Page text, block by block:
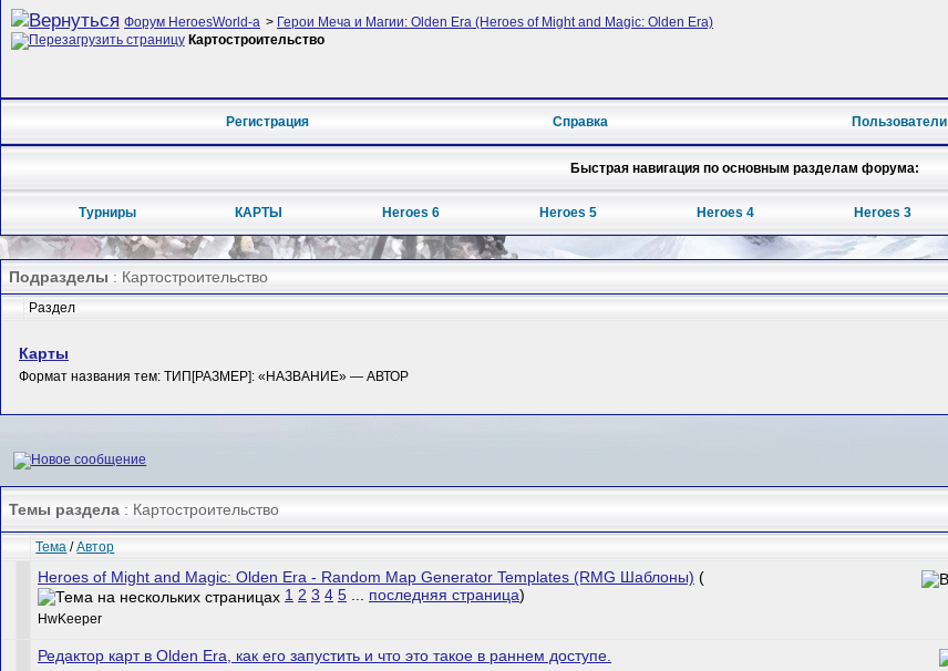
Форум HeroesWorld-а > Герои Меча и Магии: Olden Era (Heroes of Might and Magic: Olden Era)
Картостроительство
Регистрация Справка Пользователи
Быстрая навигация по основным разделам форума:
Турниры КАРТЫ Heroes 6 Heroes 5 Heroes 4 Heroes 3
Подразделы : Картостроительство
Раздел
Карты
Формат названия тем: ТИП[РАЗМЕР]: «НАЗВАНИЕ» — АВТОР
Темы раздела : Картостроительство
Тема /Автор
Heroes of Might and Magic: Olden Era - Random Map Generator Templates (RMG Шаблоны) (
1 2 3 4 5 ... последняя страница)
HwKeeper
Редактор карт в Olden Era, как его запустить и что это такое в раннем доступе.